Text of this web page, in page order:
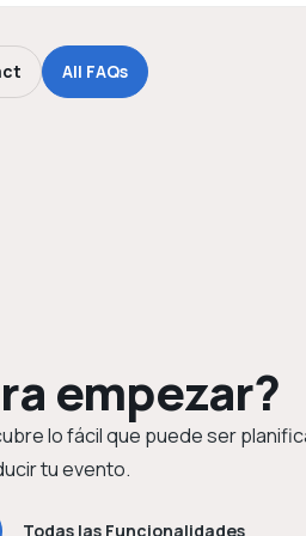
All FAQs
empezar?
lo fácil que puede ser
tu evento.
Todas las Funcionalidades